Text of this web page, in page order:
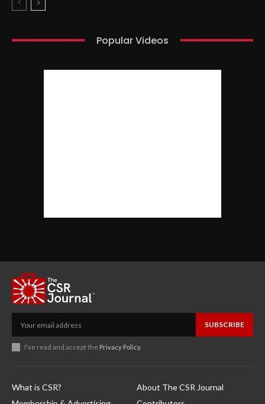
Popular Videos
SUBSCRIBE
I've read and accept the Privacy Policy.
What is CSR?
About The CSR Journal